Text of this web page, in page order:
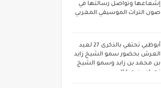
إشعاعها وتواصل رسالتها في
صون التراث الموسيقي المغربي
أبوظبي تحتفي بالذكرى 27 لعيد
العرش بحضور سمو الشيخ زايد
بن محمد بن زايد وسمو الشيخ
نهيان بن مبارك